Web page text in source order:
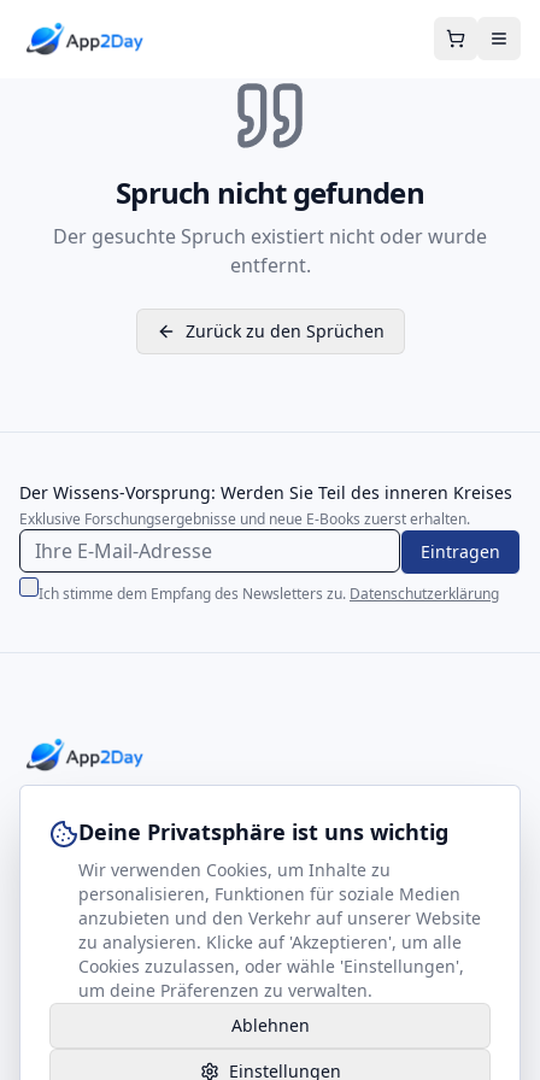
Spruch nicht gefunden
Der gesuchte Spruch existiert nicht oder wurde
entfernt.
Zurück zu den Sprüchen
Der Wissens-Vorsprung: Werden Sie Teil des inneren Kreises
Exklusive Forschungsergebnisse und neue E-Books zuerst erhalten.
Eintragen
Ich stimme dem Empfang des Newsletters zu. Datenschutzerklärung
footer.company
Kontakt
Partner werden
Gesundheits-Kompass
Rechtliches
Impressum
Datenschutz
AGB
Deine Privatsphäre ist uns wichtig
Wir verwenden Cookies, um Inhalte zu
personalisieren, Funktionen für soziale Medien
anzubieten und den Verkehr auf unserer Website
zu analysieren. Klicke auf 'Akzeptieren', um alle
Cookies zuzulassen, oder wähle 'Einstellungen',
um deine Präferenzen zu verwalten.
Ablehnen
Einstellungen
Hilfe benötigt?